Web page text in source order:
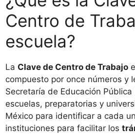
Centro de
escuela?
La Clave de Centro de Trabajo
compuesto por once números y
Secretaría de Educación Pública
escuelas, preparatorias y
México para identificar a cada
instituciones para facilitar los